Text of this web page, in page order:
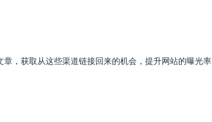
，获取从这些渠道链接回来的机会，提升网站的曝光